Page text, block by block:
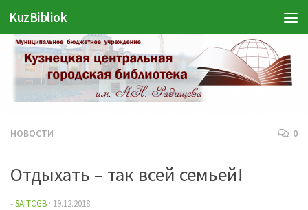
Перейти к содержимому
KuzBibliok
НОВОСТИ 0
Отдыхать – так всей семьей!
-SAITCGB · 19.12.2018